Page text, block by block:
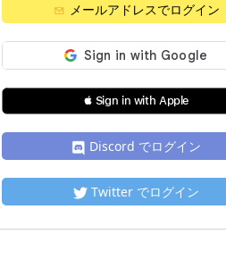
メールアドレスでログイン
 Sign in with Apple
Discord でログイン
Twitter でログイン